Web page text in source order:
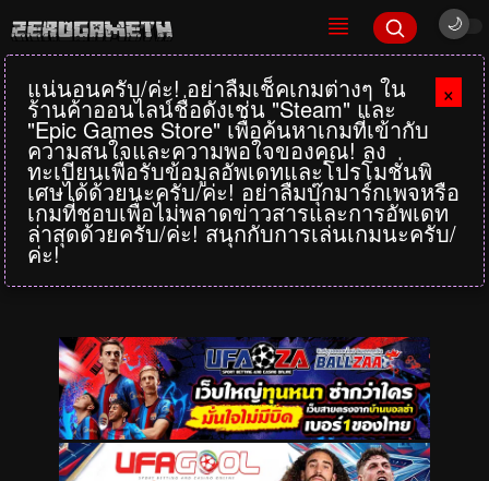
×
แน่นอนครับ/ค่ะ! อย่าลืมเช็คเกมต่างๆ ใน
ร้านค้าออนไลน์ชื่อดังเช่น "Steam" และ
"Epic Games Store" เพื่อค้นหาเกมที่เข้ากับ
ความสนใจและความพอใจของคุณ! ลง
ทะเบียนเพื่อรับข้อมูลอัพเดทและโปรโมชั่นพิ
เศษได้ด้วยนะครับ/ค่ะ! อย่าลืมบุ๊กมาร์กเพจหรือ
เกมที่ชอบเพื่อไม่พลาดข่าวสารและการอัพเดท
ล่าสุดด้วยครับ/ค่ะ! สนุกกับการเล่นเกมนะครับ/
ค่ะ!